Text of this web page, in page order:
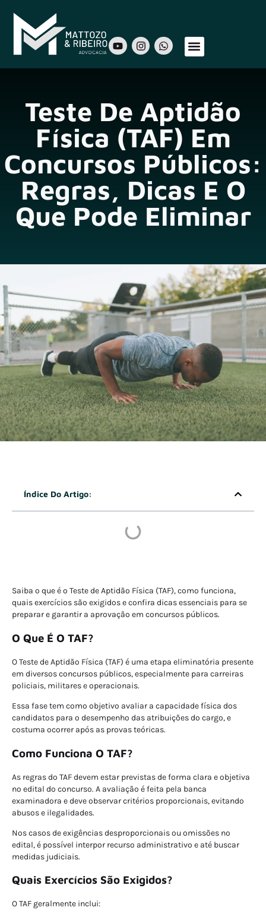
Teste De Aptidão
Física (TAF) Em
Concursos Públicos:
Regras, Dicas E O
Que Pode Eliminar
Índice Do Artigo:
Saiba o que é o Teste de Aptidão Física (TAF), como funciona,
quais exercícios são exigidos e confira dicas essenciais para se
preparar e garantir a aprovação em concursos públicos.
O Que É O TAF?
O Teste de Aptidão Física (TAF) é uma etapa eliminatória presente
em diversos concursos públicos, especialmente para carreiras
policiais, militares e operacionais.
Essa fase tem como objetivo avaliar a capacidade física dos
candidatos para o desempenho das atribuições do cargo, e
costuma ocorrer após as provas teóricas.
Como Funciona O TAF?
As regras do TAF devem estar previstas de forma clara e objetiva
no edital do concurso. A avaliação é feita pela banca
examinadora e deve observar critérios proporcionais, evitando
abusos e ilegalidades.
Nos casos de exigências desproporcionais ou omissões no
edital, é possível interpor recurso administrativo e até buscar
medidas judiciais.
Quais Exercícios São Exigidos?
O TAF geralmente inclui: